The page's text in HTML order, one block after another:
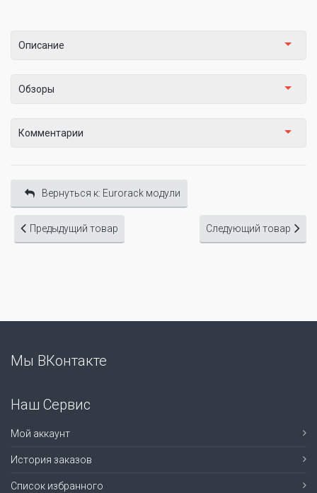
Описание
Обзоры
Комментарии
Вернуться к: Eurorack модули
Предыдущий товар Следующий товар
Мы ВКонтакте
Наш Сервис
Мой аккаунт
История заказов
Список избранного